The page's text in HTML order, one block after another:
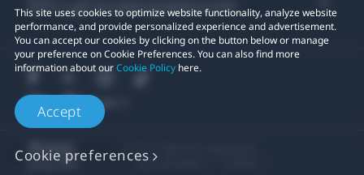
This site uses cookies to optimize website functionality, analyze website
performance, and provide personalized experience and advertisement.
You can accept our cookies by clicking on the button below or manage
your preference on Cookie Preferences. You can also find more
information about ourCookie Policy here.
Accept
Cookie preferencesПравові умови